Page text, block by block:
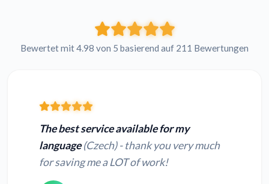
Bewertet mit 4.98 von 5 basierend auf 211 Bewertungen
The best service available for my
language(Czech) - thank you very much
for saving me a LOT of work!